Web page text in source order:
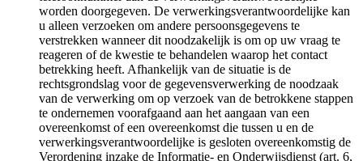
worden doorgegeven. De verwerkingsverantwoordelijke kan
u alleen verzoeken om andere persoonsgegevens te
verstrekken wanneer dit noodzakelijk is om op uw vraag te
reageren of de kwestie te behandelen waarop het contact
betrekking heeft. Afhankelijk van de situatie is de
rechtsgrondslag voor de gegevensverwerking de noodzaak
van de verwerking om op verzoek van de betrokkene stappen
te ondernemen voorafgaand aan het aangaan van een
overeenkomst of een overeenkomst die tussen u en de
verwerkingsverantwoordelijke is gesloten overeenkomstig de
Verordening inzake de Informatie- en Onderwijsdienst (art. 6,